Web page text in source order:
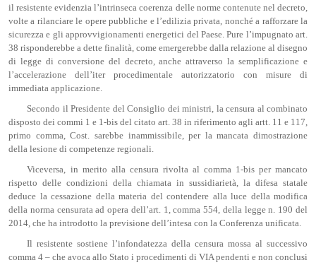
il resistente evidenzia l’intrinseca coerenza delle norme contenute nel decreto,
volte a rilanciare le opere pubbliche e l’edilizia privata, nonché a rafforzare la
sicurezza e gli approvvigionamenti energetici del Paese. Pure l’impugnato art.
38 risponderebbe a dette finalità, come emergerebbe dalla relazione al disegno
di legge di conversione del decreto, anche attraverso la semplificazione e
l’accelerazione dell’iter procedimentale autorizzatorio con misure di
immediata applicazione.
Secondo il Presidente del Consiglio dei ministri, la censura al combinato
disposto dei commi 1 e 1-bis del citato art. 38 in riferimento agli artt. 11 e 117,
primo comma, Cost. sarebbe inammissibile, per la mancata dimostrazione
della lesione di competenze regionali.
Viceversa, in merito alla censura rivolta al comma 1-bis per mancato
rispetto delle condizioni della chiamata in sussidiarietà, la difesa statale
deduce la cessazione della materia del contendere alla luce della modifica
della norma censurata ad opera dell’art. 1, comma 554, della legge n. 190 del
2014, che ha introdotto la previsione dell’intesa con la Conferenza unificata.
Il resistente sostiene l’infondatezza della censura mossa al successivo
comma 4 – che avoca allo Stato i procedimenti di VIA pendenti e non conclusi